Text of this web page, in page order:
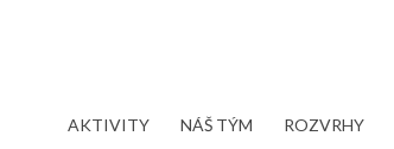
AKTIVITY NÁŠ TÝM ROZVRHY